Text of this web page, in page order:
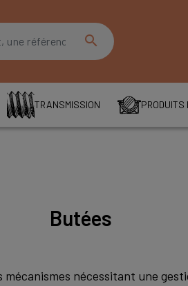
search
TRANSMISSION PRODUITS
Butées
nécessitant une